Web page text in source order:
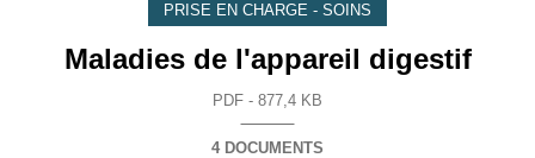
PRISE EN CHARGE - SOINS
Maladies de l'appareil digestif
PDF - 877,4 KB
4 DOCUMENTS